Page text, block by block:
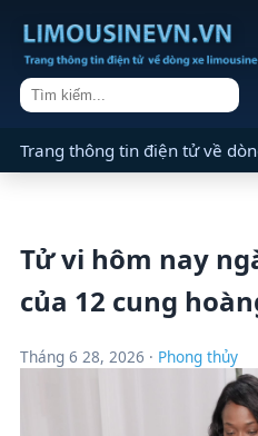
Trang thông tin điện tử về
Tử vi hôm nay
của 12 cung
Tháng 6 28, 2026 · Phong thủy